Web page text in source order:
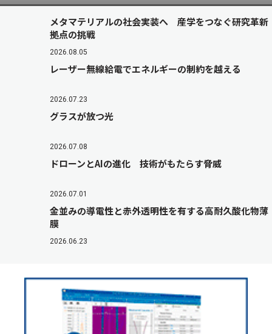
メタマテリアルの社会実装へ 産学をつなぐ研究革新
拠点の挑戦
2026.08.05
レーザー無線給電でエネルギーの制約を越える
2026.07.23
グラスが放つ光
2026.07.08
ドローンとAIの進化 技術がもたらす脅威
2026.07.01
金並みの導電性と赤外透明性を有する高耐久酸化物薄
膜
2026.06.23